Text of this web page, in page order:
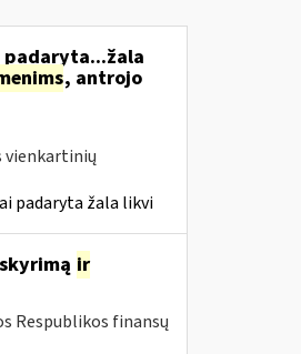
, antrojo
vienkartinių
padaryta žala likvi
ir
Respublikos finansų